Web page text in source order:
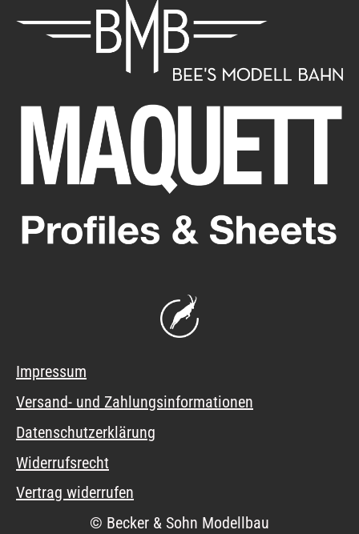
Impressum
Versand- und Zahlungsinformationen
Datenschutzerklärung
Widerrufsrecht
Vertrag widerrufen
© Becker & Sohn Modellbau